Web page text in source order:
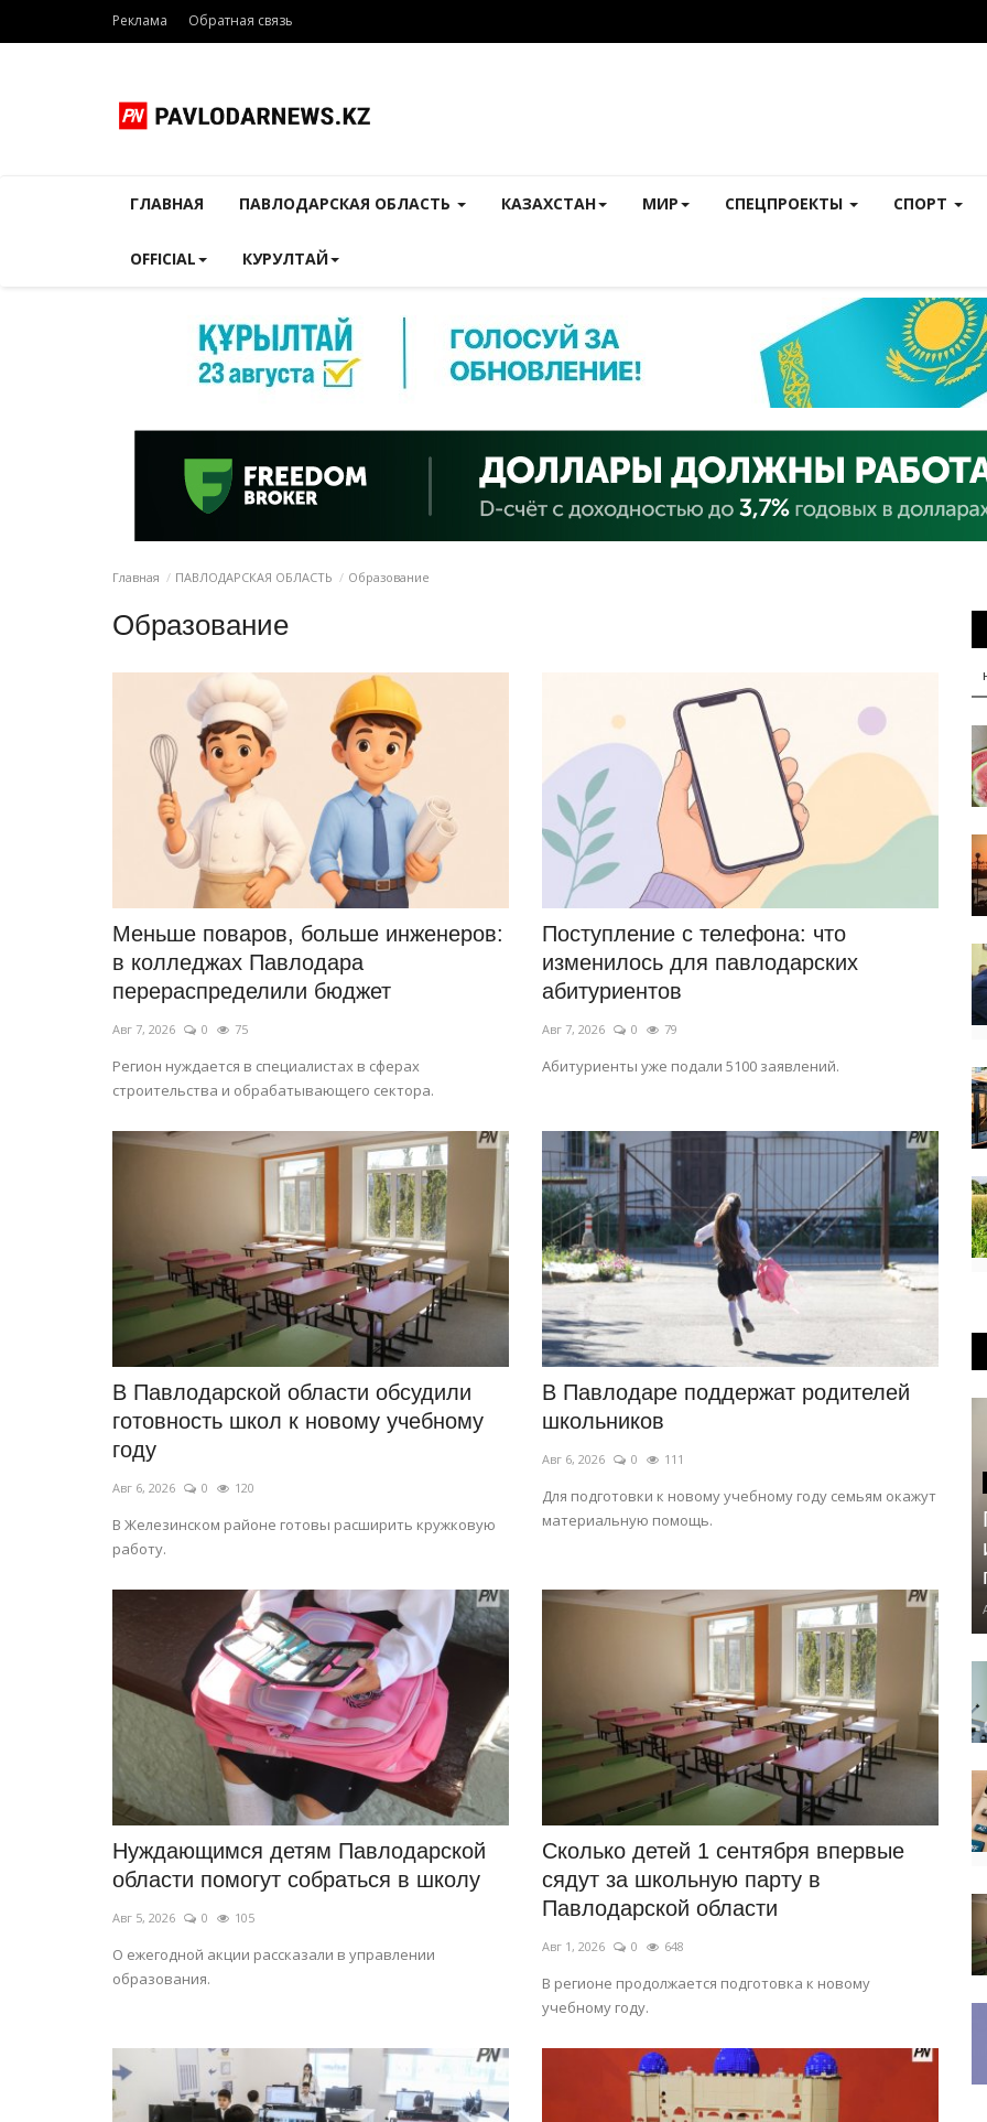
Реклама Обратная связь
ГЛАВНАЯ ПАВЛОДАРСКАЯ ОБЛАСТЬ КАЗАХСТАН МИР СПЕЦПРОЕКТЫ СПОРТ
OFFICIAL КУРУЛТАЙ
Главная ПАВЛОДАРСКАЯ ОБЛАСТЬ Образование
Образование
Меньше поваров, больше инженеров:
в колледжах Павлодара
перераспределили бюджет
Авг 7, 2026 0 75
Регион нуждается в специалистах в сферах
строительства и обрабатывающего сектора.
Поступление с телефона: что
изменилось для павлодарских
абитуриентов
Авг 7, 2026 0 79
Абитуриенты уже подали 5100 заявлений.
В Павлодарской области обсудили
готовность школ к новому учебному
году
Авг 6, 2026 0 120
В Железинском районе готовы расширить кружковую
работу.
В Павлодаре поддержат родителей
школьников
Авг 6, 2026 0 111
Для подготовки к новому учебному году семьям окажут
материальную помощь.
Нуждающимся детям Павлодарской
области помогут собраться в школу
Авг 5, 2026 0 105
О ежегодной акции рассказали в управлении
образования.
Сколько детей 1 сентября впервые
сядут за школьную парту в
Павлодарской области
Авг 1, 2026 0 648
В регионе продолжается подготовка к новому
учебному году.